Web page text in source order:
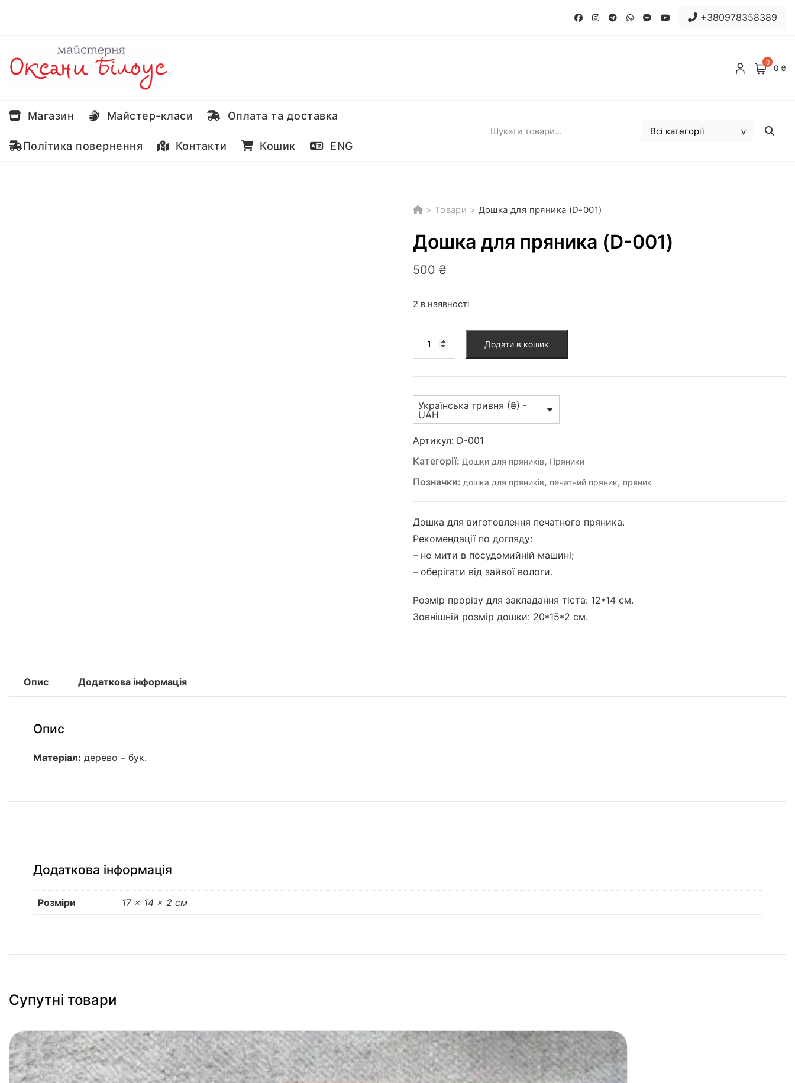
+380978358389
0
0 ₴
Магазин Майстер-класи Оплата та доставка
Політика повернення Контакти Кошик ENG
> Товари > Дошка для пряника (D-001)
Дошка для пряника (D-001)
500 ₴
2 в наявності
для
(D-
001)
кількість
Додати в кошик
Українська гривня (₴) -
UAH
Артикул: D-001
Категорії:Дошки для пряників, Пряники
Позначки:дошка для пряників, печатний пряник, пряник
Дошка для виготовлення печатного пряника.
Рекомендації по догляду:
– не мити в посудомийній машині;
– оберігати від зайвої вологи.
Розмір прорізу для закладання тіста: 12*14 см.
Зовнішній розмір дошки: 20*15*2 см.
Опис Додаткова інформація
Опис
Матеріал: дерево – бук.
Додаткова інформація
Розміри 17 × 14 × 2 см
Супутні товари